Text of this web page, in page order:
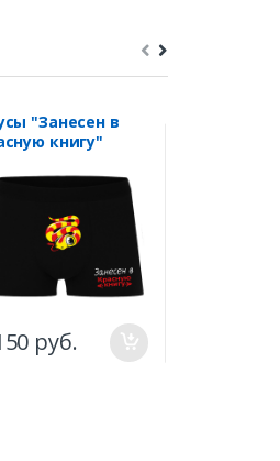
"Занесен в
книгу"
руб.